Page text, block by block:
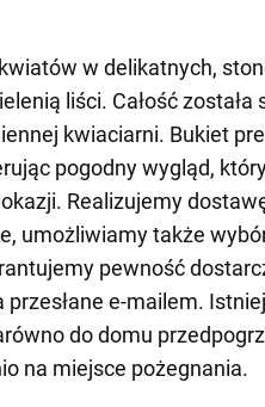
w delikatnych,
liści. Całość została
kwiaciarni. Bukiet
pogodny wygląd,
Realizujemy
umożliwiamy także
pewność
e-mailem.
do domu
na miejsce pożegnania.